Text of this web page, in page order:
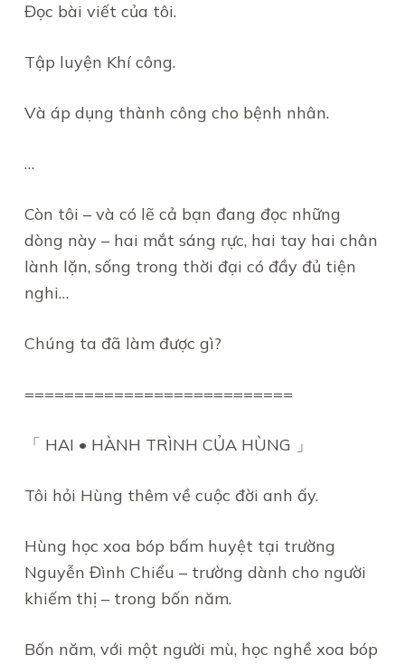
Đọc bài viết của tôi.
Tập luyện Khí công.
Và áp dụng thành công cho bệnh nhân.
…
Còn tôi – và có lẽ cả bạn đang đọc những
dòng này – hai mắt sáng rực, hai tay hai chân
lành lặn, sống trong thời đại có đầy đủ tiện
nghi…
Chúng ta đã làm được gì?
===========================
「 HAI • HÀNH TRÌNH CỦA HÙNG 」
Tôi hỏi Hùng thêm về cuộc đời anh ấy.
Hùng học xoa bóp bấm huyệt tại trường
Nguyễn Đình Chiểu – trường dành cho người
khiếm thị – trong bốn năm.
Bốn năm, với một người mù, học nghề xoa bóp